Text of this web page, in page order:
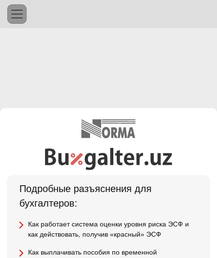
Подробные разъяснения для
бухгалтеров:
Как работает система оценки уровня риска ЭСФ и
как действовать, получив «красный» ЭСФ
Как выплачивать пособия по временной